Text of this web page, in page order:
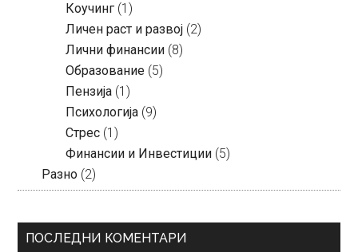
Коучинг (1)
Личен раст и развој (2)
Лични финансии (8)
Образование (5)
Пензија (1)
Психологија (9)
Стрес (1)
Финансии и Инвестиции (5)
Разно (2)
ПОСЛЕДНИ КОМЕНТАРИ